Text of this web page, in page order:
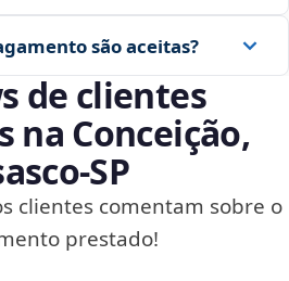
são aceitas?
de clientes
na Conceição,
clientes comentam sobre o
prestado!